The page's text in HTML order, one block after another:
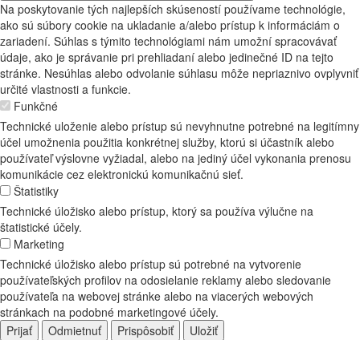
Na poskytovanie tých najlepších skúseností používame technológie,
ako sú súbory cookie na ukladanie a/alebo prístup k informáciám o
zariadení. Súhlas s týmito technológiami nám umožní spracovávať
údaje, ako je správanie pri prehliadaní alebo jedinečné ID na tejto
stránke. Nesúhlas alebo odvolanie súhlasu môže nepriaznivo ovplyvniť
určité vlastnosti a funkcie.
Funkčné
Technické uloženie alebo prístup sú nevyhnutne potrebné na legitímny
účel umožnenia použitia konkrétnej služby, ktorú si účastník alebo
používateľ výslovne vyžiadal, alebo na jediný účel vykonania prenosu
komunikácie cez elektronickú komunikačnú sieť.
Štatistiky
Technické úložisko alebo prístup, ktorý sa používa výlučne na
štatistické účely.
Marketing
Technické úložisko alebo prístup sú potrebné na vytvorenie
používateľských profilov na odosielanie reklamy alebo sledovanie
používateľa na webovej stránke alebo na viacerých webových
stránkach na podobné marketingové účely.
Prijať
Odmietnuť Prispôsobiť
Uložiť